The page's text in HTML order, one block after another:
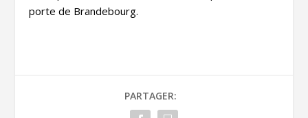
porte de Brandebourg.
PARTAGER: